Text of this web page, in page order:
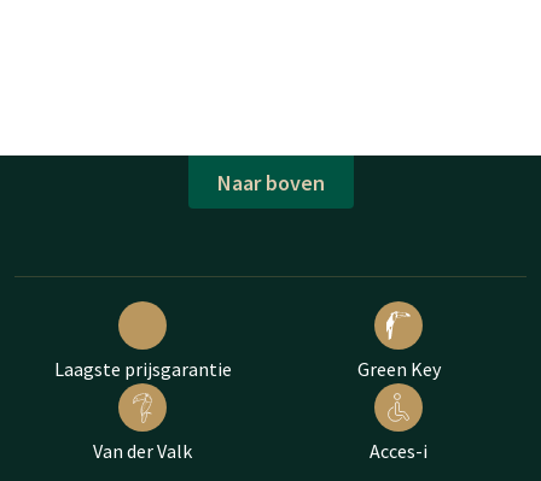
Naar boven
Laagste prijsgarantie Green Key
Van der Valk Acces-i